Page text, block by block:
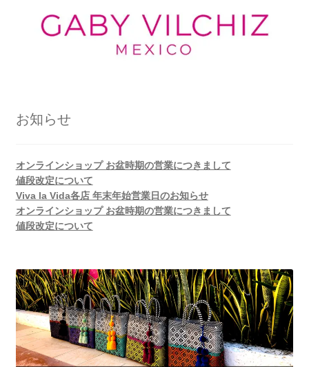
お知らせ
オンラインショップ お盆時期の営業につきまして
値段改定について
Viva la Vida各店 年末年始営業日のお知らせ
オンラインショップ お盆時期の営業につきまして
値段改定について